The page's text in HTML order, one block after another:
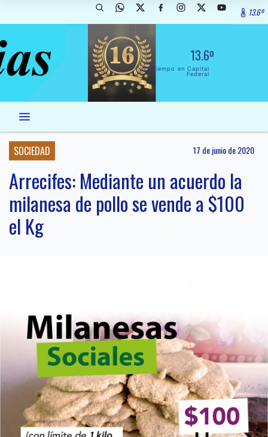
13.6º
13.6º
El Tiempo en Capital
Federal
SOCIEDAD 17 de junio de 2020
Arrecifes: Mediante un acuerdo la
milanesa de pollo se vende a $100
el Kg